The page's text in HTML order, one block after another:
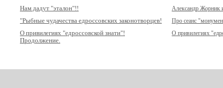
Нам дадут "эталон"!!
Александр Жорник
"Рыбные чудачества едроссовских законотворцев!
Про сеанс
О привилегиях "едроссовской знати"!
Продолжение.
О привилегиях